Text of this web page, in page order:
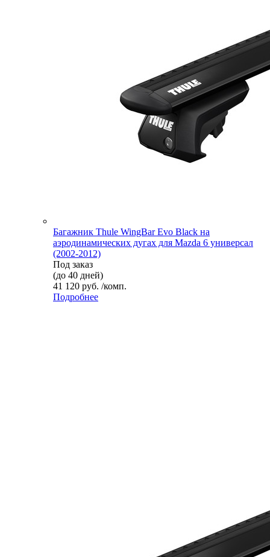
Багажник Thule WingBar Evo Black на
аэродинамических дугах для Mazda 6 универсал
(2002-2012)
Под заказ
(до 40 дней)
41 120 руб. /комп.
Подробнее